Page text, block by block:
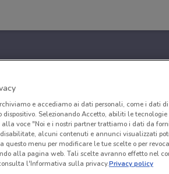
e accediamo ai dati personali, come i dati
Selezionando Accetto, abiliti le
voce "Noi e i nostri partner trattiamo i dati da
disabilitate, alcuni contenuti e annunci visualizzati
questo menu per modificare le tue scelte o per
alla pagina web. Tali scelte avranno effetto nel
l'Informativa sulla privacy.Privacy policy